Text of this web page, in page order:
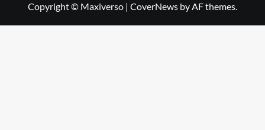
Copyright © Maxiverso | CoverNews by AF themes.